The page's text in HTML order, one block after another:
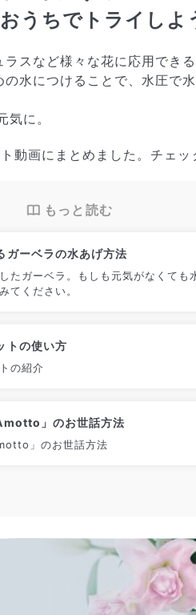
おうちでトライしよ
スなど様々な花に応用できる
水につけることで、水圧で
に。
動画にまとめました。チェッ
もっと読む
ガーベラの水あげ方法
たガーベラ。もしも元気がなくても
てください。
トの使い方
の紹介
」のお世話方法
」のお世話方法